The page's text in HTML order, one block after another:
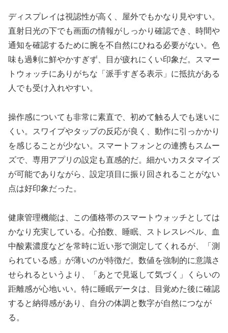
ディスプレイは視認性が高く、屋外でもかなり見やすい。
直射日光の下でも画面の情報がしっかり確認でき、時間や
通知を確認するために腕を不自然にひねる必要がない。色
味も過剰に鮮やかすぎず、目が疲れにくい印象だ。スマー
トウォッチにありがちな「派手すぎる表示」に抵抗がある
人でも受け入れやすい。
操作感についても非常に素直で、初めて触る人でも迷いに
くい。スワイプやタップの反応が良く、動作に引っかかり
を感じることが少ない。スマートフォンとの連携もスムー
ズで、専用アプリの設定も直感的だ。細かいカスタマイズ
が可能でありながら、設定項目に振り回されることがない
点は好印象だった。
健康管理機能は、この価格帯のスマートウォッチとしては
かなり充実している。心拍数、睡眠、ストレスレベル、血
中酸素濃度などを常時に近い形で測定してくれるが、「測
られている感」が薄いのが特徴だ。数値を強制的に意識さ
せられるというより、「あとで見返して気づく」くらいの
距離感が心地いい。特に睡眠データは、目覚めた後に確認
すると納得感があり、自分の体調と数字が自然につなが
る。